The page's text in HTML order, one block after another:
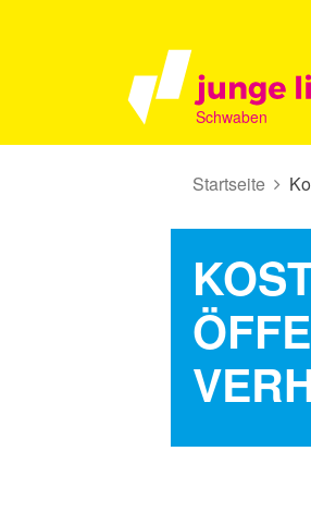
Schwaben
Startseite